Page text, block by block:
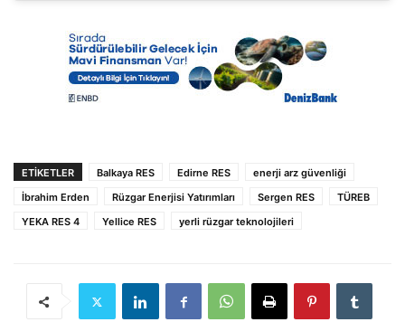
ETIKETLER Balkaya RES Edirne RES
enerji arz güvenliği
İbrahim Erden
Rüzgar Enerjisi Yatırımları Sergen RES
TÜREB
YEKA RES 4
Yellice RES yerli rüzgar teknolojileri